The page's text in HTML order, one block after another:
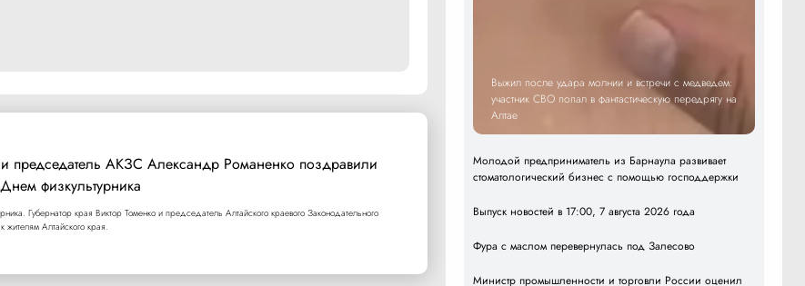
и председатель АКЗС Александр Романенко поздравили
физкультурника
Губернатор края Виктор Томенко и председатель Алтайского краевого Законодательного
к жителям Алтайского края.
Выжил после удара молнии и встречи с медведем:
участник СВО попал в фантастическую передрягу на
Алтае
Молодой предприниматель из Барнаула развивает
стоматологический бизнес с помощью господдержки
Выпуск новостей в 17:00, 7 августа 2026 года
Фура с маслом перевернулась под Залесово
Министр промышленности и торговли России оценил